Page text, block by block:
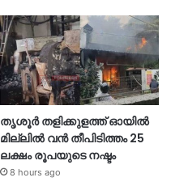
തൃശൂര്‍ തളിക്കുളത്ത് ഓയില്‍
മില്ലില്‍ വൻ തീപിടിത്തം 25
ലക്ഷം രൂപയുടെ നഷ്ടം
8 hours ago